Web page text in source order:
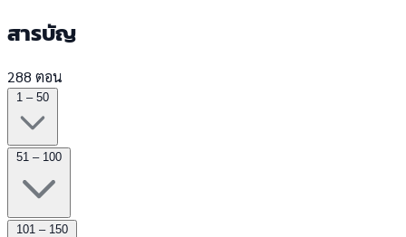
สารบัญ
288 ตอน
1 – 50
51 – 100
101 – 150